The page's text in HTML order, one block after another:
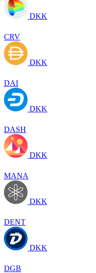
DKK
CRV
DKK
DAI
DKK
DASH
DKK
MANA
DKK
DENT
DKK
DGB